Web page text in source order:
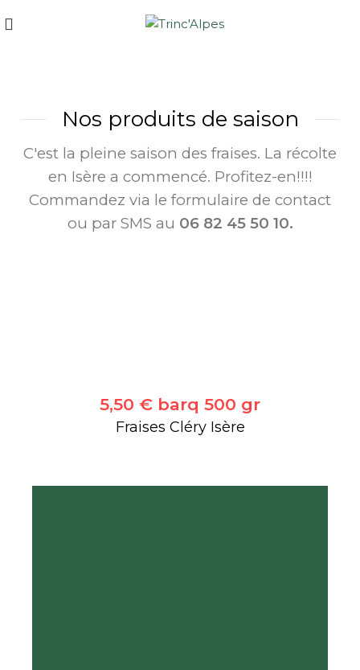
Nos produits de saison
C'est la pleine saison des fraises. La récolte
en Isère a commencé. Profitez-en!!!!
Commandez via le formulaire de contact
ou par SMS au 06 82 45 50 10.
5,50 € barq 500 gr
Fraises Cléry Isère